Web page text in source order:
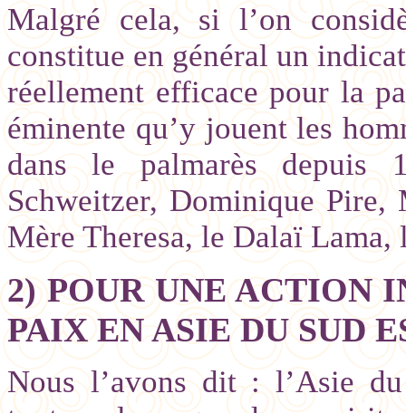
Malgré cela, si l’on
constitue en général un
réellement efficace pour la
éminente qu’y jouent les
dans le palmarès depuis
Schweitzer, Dominique
Mère Theresa, le Dalaï
2) POUR UNE ACTION
PAIX EN ASIE DU SUD
Nous l’avons dit : l’Asie